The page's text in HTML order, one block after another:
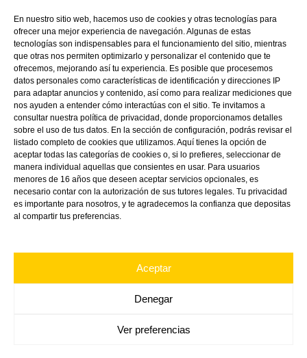
En nuestro sitio web, hacemos uso de cookies y otras tecnologías para
ofrecer una mejor experiencia de navegación. Algunas de estas
tecnologías son indispensables para el funcionamiento del sitio, mientras
que otras nos permiten optimizarlo y personalizar el contenido que te
ofrecemos, mejorando así tu experiencia. Es posible que procesemos
datos personales como características de identificación y direcciones IP
para adaptar anuncios y contenido, así como para realizar mediciones que
nos ayuden a entender cómo interactúas con el sitio. Te invitamos a
consultar nuestra política de privacidad, donde proporcionamos detalles
sobre el uso de tus datos. En la sección de configuración, podrás revisar el
listado completo de cookies que utilizamos. Aquí tienes la opción de
aceptar todas las categorías de cookies o, si lo prefieres, seleccionar de
manera individual aquellas que consientes en usar. Para usuarios
menores de 16 años que deseen aceptar servicios opcionales, es
necesario contar con la autorización de sus tutores legales. Tu privacidad
es importante para nosotros, y te agradecemos la confianza que depositas
al compartir tus preferencias.
Aceptar
Denegar
Ver preferencias
NOTICIAS Y
PROMOCIONES!
Linkedin Youtube
Directions